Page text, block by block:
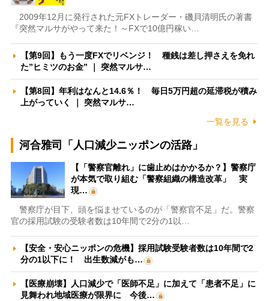
2009年12月に発行された元FXトレーダー・磯貝清明氏の著書
『突然マルサがやって来た！～FXで10億円稼い…
【第9回】もう一度FXでリベンジ！ 種銭は差し押さえを免れ
た”ヒミツのお金” ｜ 突然マルサ…
【第8回】年利はなんと14.6％！ 毎日5万円超の延滞税が積み
上がっていく ｜ 突然マルサ…
一覧を見る
河合雅司「人口減少ニッポンの活路」
【「警察官離れ」に歯止めはかかるか？】警察庁
が本気で取り組む「警察組織の構造改革」 実
現…
警察庁が目下、頭を悩ませているのが「警察官不足」だ。警察
官の採用試験の受験者数は10年間で2分の1以…
【安全・安心ニッポンの危機】採用試験受験者数は10年間で2
分の1以下に！ 出生数減がも…
【医療崩壊】人口減少で「医師不足」に加えて「患者不足」に
見舞われ地域医療が限界に 今後…